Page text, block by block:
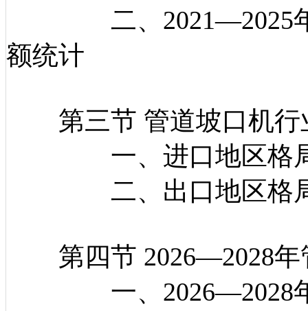
二、2021—2025年管
额统计
第三节 管道坡口机行
一、进口地区格
二、出口地区格
第四节 2026—2028年
一、2026—2028年管